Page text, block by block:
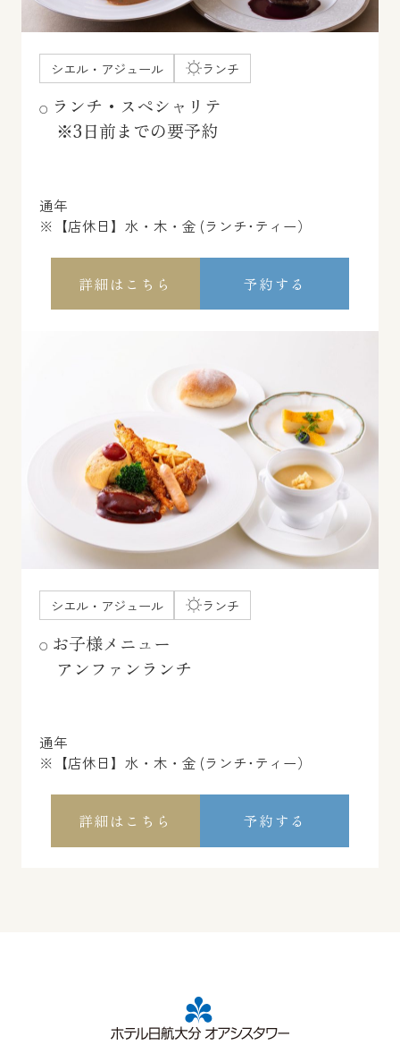
シエル・アジュール ランチ
ランチ・スペシャリテ
※3日前までの要予約
通年
※【店休日】水・木・金 (ランチ･ティー）
詳細はこちら 予約する
シエル・アジュール ランチ
お子様メニュー
アンファンランチ
通年
※【店休日】水・木・金 (ランチ･ティー）
詳細はこちら 予約する